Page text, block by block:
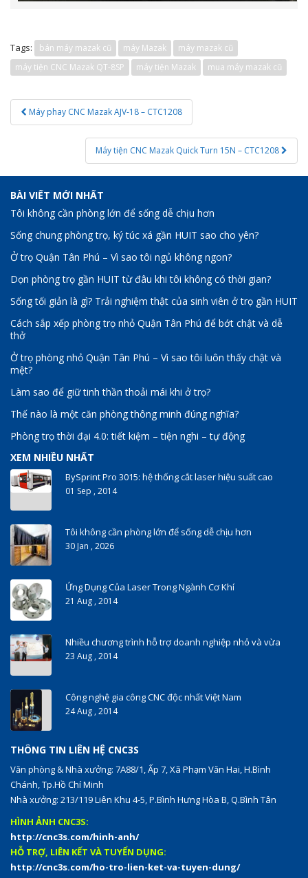
Tags: bán máy mazak cũ máy Mazak
máy mazak cũ
máy tiện CNC Mazak QT-8SP
máy tiện Mazak mua máy mazak cũ
Post
navigation
Máy phay CNC Mazak AJV-18 – CTC1208
Máy tiện CNC Mazak Quick Turn 15N – CTC1208
BÀI VIẾT MỚI NHẤT
Tôi không cần phòng lớn để sống dễ chịu hơn
Sống chung phòng trọ, ký túc xá gần HUIT sao cho yên?
Ở trọ Quận Tân Phú – Vì sao tôi ngủ không ngon?
Dọn phòng trọ gần HUIT từ đâu khi tôi không có thời gian?
Sống tối giản là gì? Trải nghiệm thật của sinh viên ở trọ gần HUIT
Cách sắp xếp phòng trọ nhỏ Quận Tân Phú để bớt chật và dễ
thở
Ở trọ phòng nhỏ Quận Tân Phú – Vì sao tôi luôn thấy chật và
mệt?
Làm sao để giữ tinh thần thoải mái khi ở trọ?
Thế nào là một căn phòng thông minh đúng nghĩa?
Phòng trọ thời đại 4.0: tiết kiệm – tiện nghi – tự động
XEM NHIỀU NHẤT
BySprint Pro 3015: hệ thống cắt laser hiệu suất cao
01 Sep , 2014
Tôi không cần phòng lớn để sống dễ chịu hơn
30 Jan , 2026
Ứng Dụng Của Laser Trong Ngành Cơ Khí
21 Aug , 2014
Nhiều chương trình hỗ trợ doanh nghiệp nhỏ và vừa
23 Aug , 2014
Công nghệ gia công CNC độc nhất Việt Nam
24 Aug , 2014
THÔNG TIN LIÊN HỆ CNC3S
Văn phòng & Nhà xưởng: 7A88/1, Ấp 7, Xã Phạm Văn Hai, H.Bình
Chánh, Tp.Hồ Chí Minh
Nhà xưởng: 213/119 Liên Khu 4-5, P.Bình Hưng Hòa B, Q.Bình Tân
HÌNH ẢNH CNC3S:
http://cnc3s.com/hinh-anh/
HỖ TRỢ, LIÊN KẾT VÀ TUYỂN DỤNG:
http://cnc3s.com/ho-tro-lien-ket-va-tuyen-dung/